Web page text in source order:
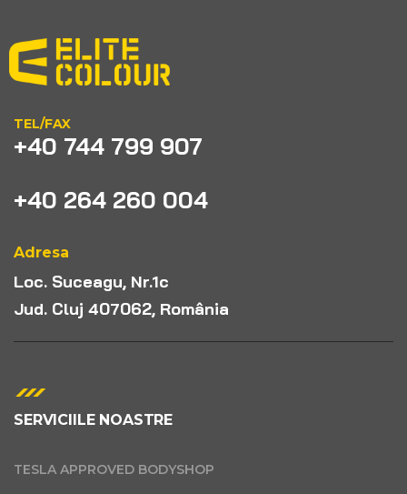
TEL/FAX
+40 744 799 907
+40 264 260 004
Adresa
Loc. Suceagu, Nr.1c
Jud. Cluj 407062, România
SERVICIILE NOASTRE
TESLA APPROVED BODYSHOP